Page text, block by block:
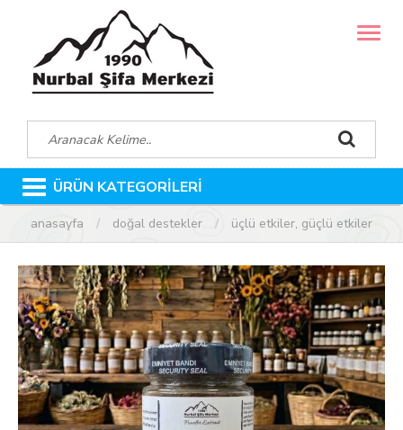
MENÜ
ÜRÜN KATEGORİLERİ
anasayfa doğal destekler üçlü etkiler, güçlü etkiler